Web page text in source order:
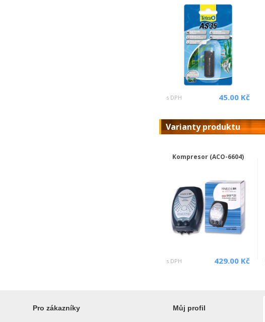
s DPH 45.00 Kč
Varianty produktu
Kompresor (ACO-6604)
s DPH 429.00 Kč
Pro zákazníky Můj profil